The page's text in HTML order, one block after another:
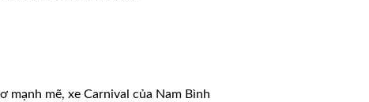
mạnh mẽ, xe Carnival của Nam Bình